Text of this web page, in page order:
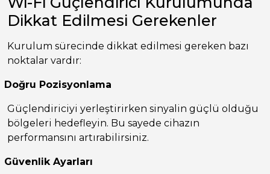
Dikkat Edilmesi Gerekenler
Kurulum sürecinde dikkat edilmesi gereken bazı
noktalar vardır:
Doğru Pozisyonlama
Güçlendiriciyi yerleştirirken sinyalin güçlü olduğu
bölgeleri hedefleyin. Bu sayede cihazın
performansını artırabilirsiniz.
Güvenlik Ayarları